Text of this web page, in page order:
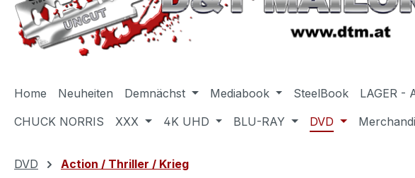
Home Neuheiten Demnächst Mediabook SteelBook LAGER -
CHUCK NORRIS
XXX 4K UHD BLU-RAY DVD
DVD Action / Thriller / Krieg